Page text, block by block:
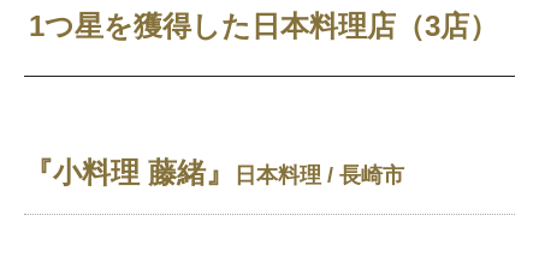
1つ星を獲得した日本料理店（3店）
『小料理 藤緒』 日本料理 / 長崎市